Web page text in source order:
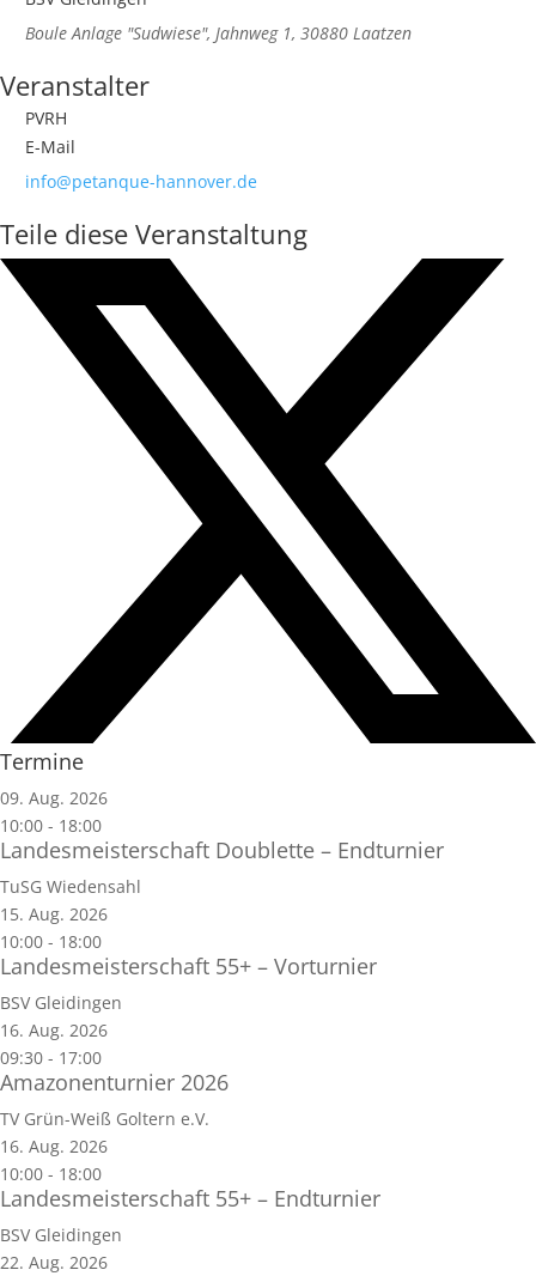
Boule Anlage "Sudwiese", Jahnweg 1, 30880 Laatzen
Veranstalter
PVRH
E-Mail
info@petanque-hannover.de
Teile diese Veranstaltung
Termine
09. Aug. 2026
10:00 - 18:00
Landesmeisterschaft Doublette – Endturnier
TuSG Wiedensahl
15. Aug. 2026
10:00 - 18:00
Landesmeisterschaft 55+ – Vorturnier
BSV Gleidingen
16. Aug. 2026
09:30 - 17:00
Amazonenturnier 2026
TV Grün-Weiß Goltern e.V.
16. Aug. 2026
10:00 - 18:00
Landesmeisterschaft 55+ – Endturnier
BSV Gleidingen
22. Aug. 2026